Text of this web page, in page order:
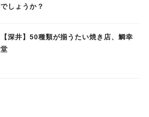
でしょうか？
【深井】50種類が揃うたい焼き店、鯛幸
堂